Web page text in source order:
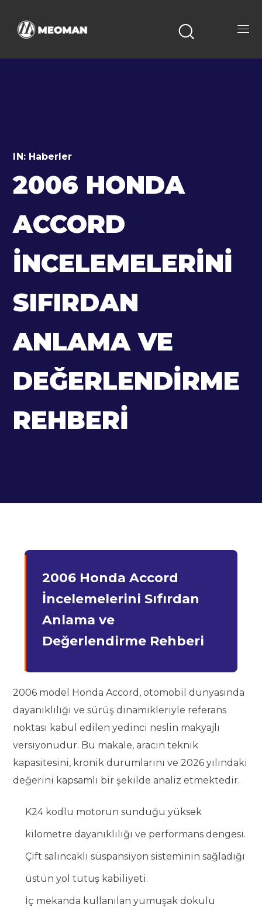
IN: Haberler
2006 HONDA
ACCORD
İNCELEMELERINI
SIFIRDAN
ANLAMA VE
DEĞERLENDIRME
REHBERI
2006 Honda Accord
İncelemelerini Sıfırdan
Anlama ve
Değerlendirme Rehberi
2006 model Honda Accord, otomobil dünyasında
dayanıklılığı ve sürüş dinamikleriyle referans
noktası kabul edilen yedinci neslin makyajlı
versiyonudur. Bu makale, aracın teknik
kapasitesini, kronik durumlarını ve 2026 yılındaki
değerini kapsamlı bir şekilde analiz etmektedir.
K24 kodlu motorun sunduğu yüksek
kilometre dayanıklılığı ve performans dengesi.
Çift salıncaklı süspansiyon sisteminin sağladığı
üstün yol tutuş kabiliyeti.
İç mekanda kullanılan yumuşak dokulu